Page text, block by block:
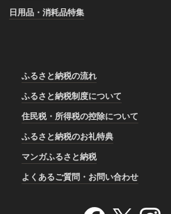
日用品・消耗品特集
ふるさと納税の流れ
ふるさと納税制度について
住民税・所得税の控除について
ふるさと納税のお礼特典
マンガふるさと納税
よくあるご質問・お問い合わせ